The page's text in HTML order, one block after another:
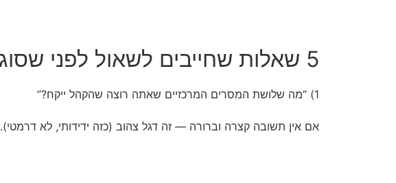
5 שאלות שחייבים לשאול לפני שסוגרים (כן, גם אם “כולם מכירים אותו”)
1) “מה שלושת המסרים המרכזיים שאתה רוצה שהקהל ייקח?”
אם אין תשובה קצרה וברורה — זה דגל צהוב (כזה ידידותי, לא דרמטי).